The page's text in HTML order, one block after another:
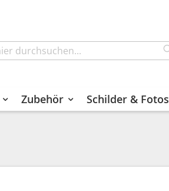
Zubehör Schilder & Fotos